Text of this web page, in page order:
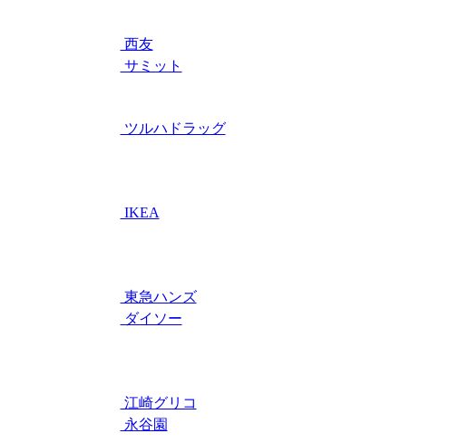
西友
サミット
ツルハドラッグ
IKEA
東急ハンズ
ダイソー
江崎グリコ
永谷園